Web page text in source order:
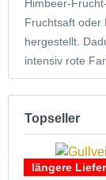
Himbeer-
Fruchtsaft oder
hergestellt.
intensiv rote
Topseller
längere